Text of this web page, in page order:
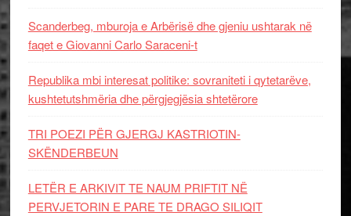
Scanderbeg, mburoja e Arbërisë dhe gjeniu ushtarak në
faqet e Giovanni Carlo Saraceni-t
Republika mbi interesat politike: sovraniteti i qytetarëve,
kushtetutshmëria dhe përgjegjësia shtetërore
TRI POEZI PËR GJERGJ KASTRIOTIN-
SKËNDERBEUN
LETËR E ARKIVIT TE NAUM PRIFTIT NË
PERVJETORIN E PARE TE DRAGO SILIQIT